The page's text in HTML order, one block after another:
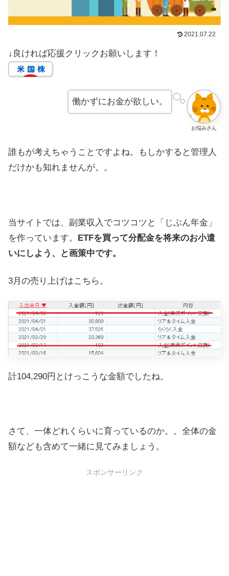
2021.07.22
↓良ければ応援クリックお願いします！
お悩みさん
働かずにお金が欲しい。
誰もが考えちゃうことですよね。もしかすると管理人
だけかも知れませんが。。
当サイトでは、副業収入でコツコツと「じぶん年金」
を作っています。 ETFを買って分配金を将来のお小遣
いにしよう、と画策中です。
3月の売り上げはこちら。
計104,290円とけっこうな金額でしたね。
さて、一体どれくらいに育っているのか。。全体の金
額なども含めて一緒に見てみましょう。
スポンサーリンク